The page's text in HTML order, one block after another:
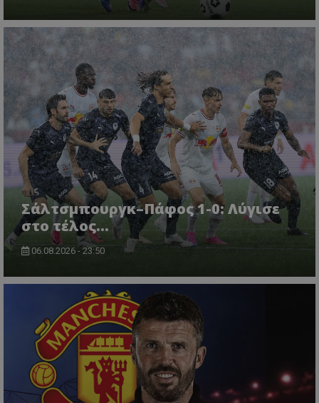
Σάλτσμπουργκ–Πάφος 1-0: Λύγισε
στο τέλος...
06.08.2026 - 23:50